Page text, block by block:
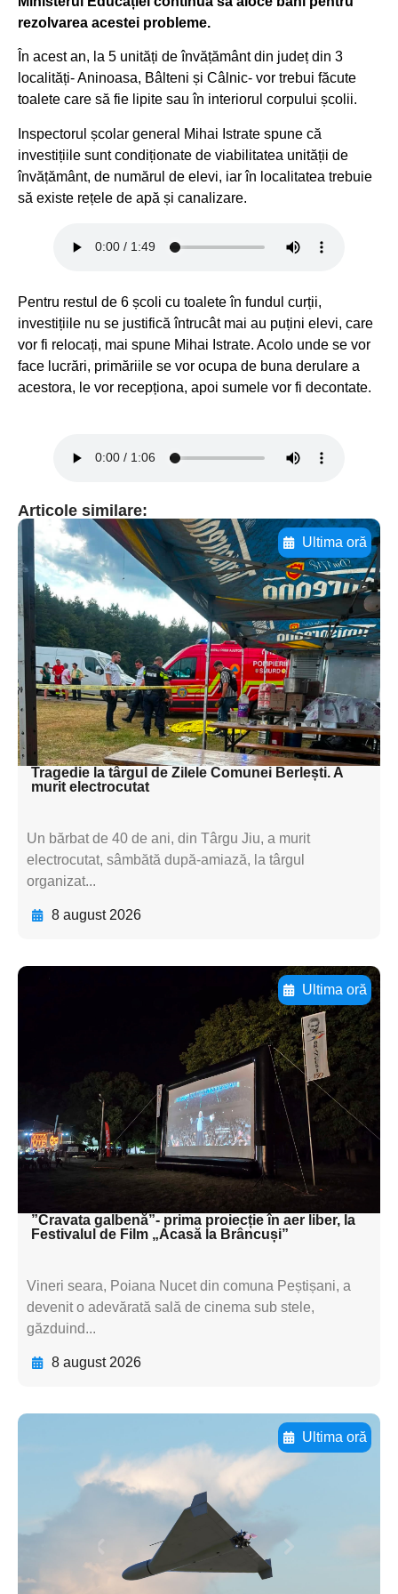
rezolvarea acestei probleme.
În acest an, la 5 unități de învățământ din județ din 3
localități- Aninoasa, Bâlteni și Câlnic- vor trebui făcute
toalete care să fie lipite sau în interiorul corpului școlii.
Inspectorul școlar general Mihai Istrate spune că
investițiile sunt condiționate de viabilitatea unității de
învățământ, de numărul de elevi, iar în localitatea trebuie
să existe rețele de apă și canalizare.
Pentru restul de 6 școli cu toalete în fundul curții,
investițiile nu se justifică întrucât mai au puțini elevi, care
vor fi relocați, mai spune Mihai Istrate. Acolo unde se vor
face lucrări, primăriile se vor ocupa de buna derulare a
acestora, le vor recepționa, apoi sumele vor fi decontate.
Articole similare:
Ultima oră
Adaugă aici textul pentru
subtitluAdaugă aici
textul pentru
subtitluAdaugă aici
textul pentru
subtitluAdaugă aici
textul pentru subti
Tragedie la târgul de Zilele Comunei Berlești. A
murit electrocutat
Un bărbat de 40 de ani, din Târgu Jiu, a murit
electrocutat, sâmbătă după-amiază, la târgul
organizat...
8 august 2026
Ultima oră
Adaugă aici textul pentru
subtitluAdaugă aici
textul pentru
subtitluAdaugă aici
textul pentru
subtitluAdaugă aici
textul pentru subti
”Cravata galbenă”- prima proiecție în aer liber, la
Festivalul de Film „Acasă la Brâncuși”
Vineri seara, Poiana Nucet din comuna Peștișani, a
devenit o adevărată sală de cinema sub stele,
găzduind...
8 august 2026
Ultima oră
Adaugă aici textul pentru
subtitluAdaugă aici
textul pentru
subtitluAdaugă aici
textul pentru